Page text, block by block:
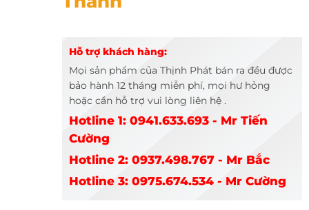
Hỗ trợ khách hàng:
Mọi sản phẩm của Thịnh Phát bán ra đều được
bảo hành 12 tháng miễn phí, mọi hư hỏng
hoặc cần hỗ trợ vui lòng liên hệ .
Hotline 1: 0941.633.693 - Mr Tiến
Cường
Hotline 2: 0937.498.767 - Mr Bắc
Hotline 3: 0975.674.534 - Mr Cường